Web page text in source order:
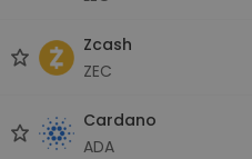
Zcash
ZEC
Cardano
ADA